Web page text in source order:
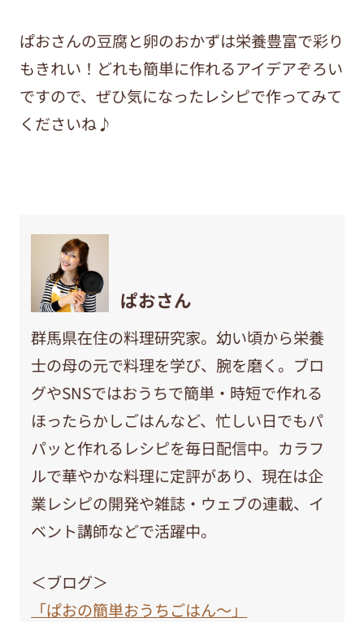
ぱおさんの豆腐と卵のおかずは栄養豊富で彩り
もきれい！どれも簡単に作れるアイデアぞろい
ですので、ぜひ気になったレシピで作ってみて
くださいね♪
ぱおさん
群馬県在住の料理研究家。幼い頃から栄養
士の母の元で料理を学び、腕を磨く。ブロ
グやSNSではおうちで簡単・時短で作れる
ほったらかしごはんなど、忙しい日でもパ
パッと作れるレシピを毎日配信中。カラフ
ルで華やかな料理に定評があり、現在は企
業レシピの開発や雑誌・ウェブの連載、イ
ベント講師などで活躍中。
＜ブログ＞
「ぱおの簡単おうちごはん～」